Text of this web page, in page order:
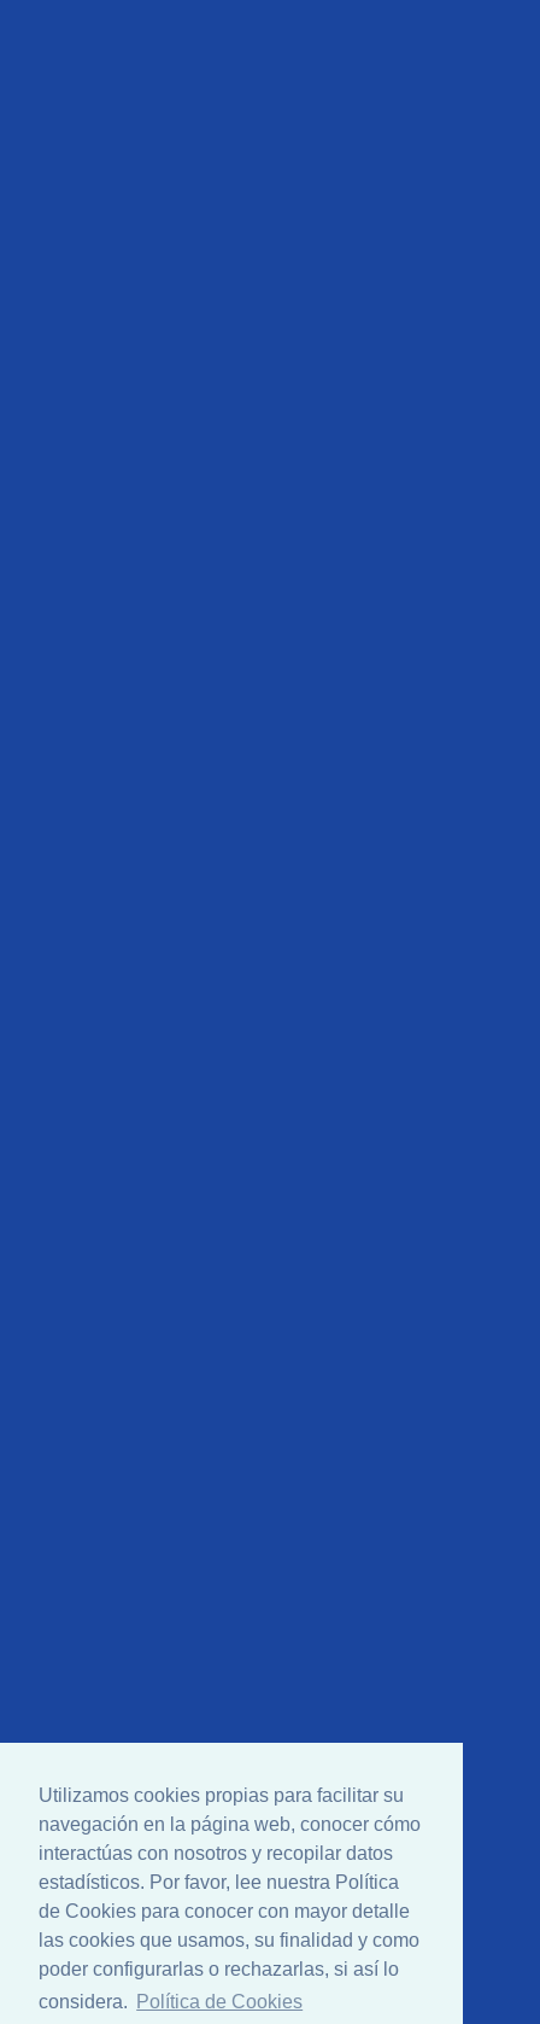
Utilizamos cookies propias para facilitar su
navegación en la página web, conocer cómo
interactúas con nosotros y recopilar datos
estadísticos. Por favor, lee nuestra Política
de Cookies para conocer con mayor detalle
las cookies que usamos, su finalidad y como
poder configurarlas o rechazarlas, si así lo
considera.
Política de Cookies